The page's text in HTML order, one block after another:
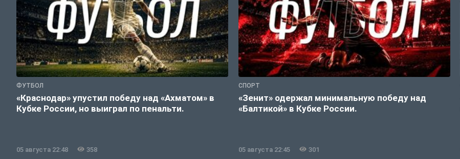
ФУТБОЛ
«Краснодар» упустил победу над «Ахматом» в
Кубке России, но выиграл по пенальти.
05 августа 22:48 358
СПОРТ
«Зенит» одержал минимальную победу над
«Балтикой» в Кубке России.
05 августа 22:45 301